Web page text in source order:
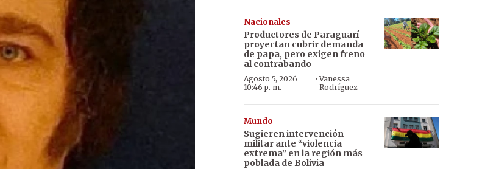
Nacionales
Productores de Paraguarí
proyectan cubrir demanda
de papa, pero exigen freno
al contrabando
Agosto 5, 2026
10:46 p. m.
·Vanessa
Rodríguez
Mundo
Sugieren intervención
militar ante “violencia
extrema” en la región más
poblada de Bolivia